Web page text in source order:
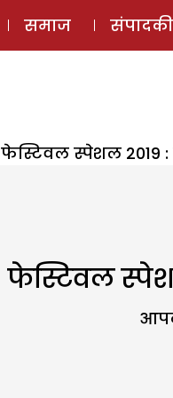
समाज
फेस्टिवल स्पेशल 2019
फेस्टिवल